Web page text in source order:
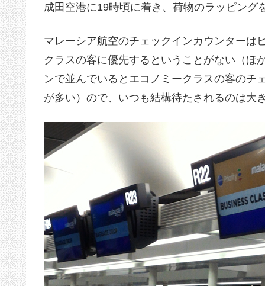
成田空港に19時頃に着き、荷物のラッピング
マレーシア航空のチェックインカウンターは
クラスの客に優先するということがない（ほ
ンで並んでいるとエコノミークラスの客のチ
が多い）ので、いつも結構待たされるのは大